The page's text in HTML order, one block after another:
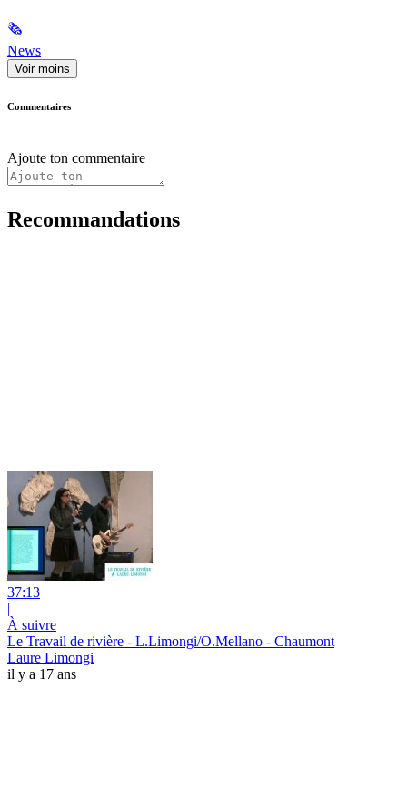
🗞
News
Voir moins
Commentaires
Ajoute ton commentaire
Recommandations
37:13
|
À suivre
Le Travail de rivière - L.Limongi/O.Mellano - Chaumont
Laure Limongi
il y a 17 ans